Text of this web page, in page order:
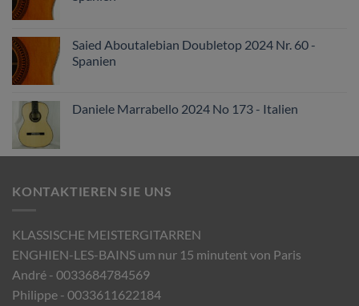
Saied Aboutalebian Doubletop 2024 Nr. 60 -
Spanien
Daniele Marrabello 2024 No 173 - Italien
KONTAKTIEREN SIE UNS
KLASSISCHE MEISTERGITARREN
ENGHIEN-LES-BAINS um nur 15 minutent von Paris
André - 0033684784569
Philippe - 0033611622184